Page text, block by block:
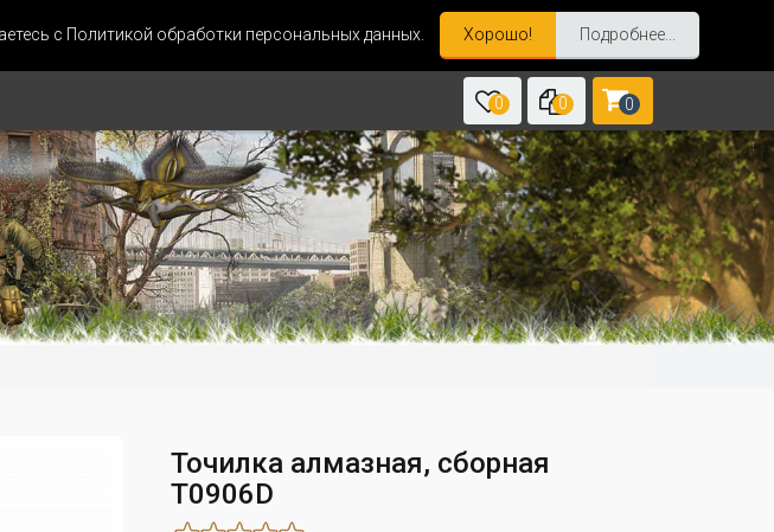
с Политикой обработки персональных данных. Хорошо! Подробнее...
0 0 0
Точилка алмазная, сборная
T0906D